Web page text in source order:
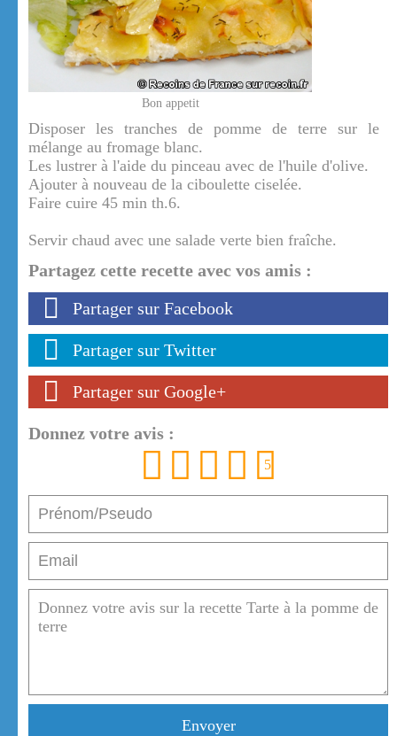
Bon appetit
Disposer les tranches de pomme de terre sur le
mélange au fromage blanc.
Les lustrer à l'aide du pinceau avec de l'huile d'olive.
Ajouter à nouveau de la ciboulette ciselée.
Faire cuire 45 min th.6.
Servir chaud avec une salade verte bien fraîche.
Partagez cette recette avec vos amis :
Partager sur Facebook
Partager sur Twitter
Partager sur Google+
Donnez votre avis :
5
Envoyer